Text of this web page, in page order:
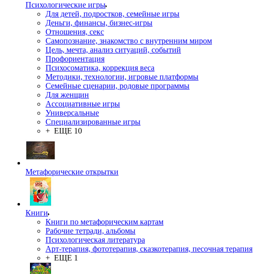
Психологические игры
Для детей, подростков, семейные игры
Деньги, финансы, бизнес-игры
Отношения, секс
Самопознание, знакомство с внутренним миром
Цель, мечта, анализ ситуаций, событий
Профориентация
Психосоматика, коррекция веса
Методики, технологии, игровые платформы
Семейные сценарии, родовые программы
Для женщин
Ассоциативные игры
Универсальные
Специализированные игры
+ ЕЩЕ 10
Метафорические открытки
Книги
Книги по метафорическим картам
Рабочие тетради, альбомы
Психологическая литература
Арт-терапия, фототерапия, сказкотерапия, песочная терапия
+ ЕЩЕ 1